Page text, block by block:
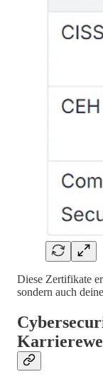
Diese Zertifikate
sondern auch